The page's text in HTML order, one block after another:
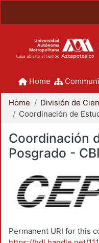
Home
Home
Coordinación
Posgrado - CBI
Permanent URI for this